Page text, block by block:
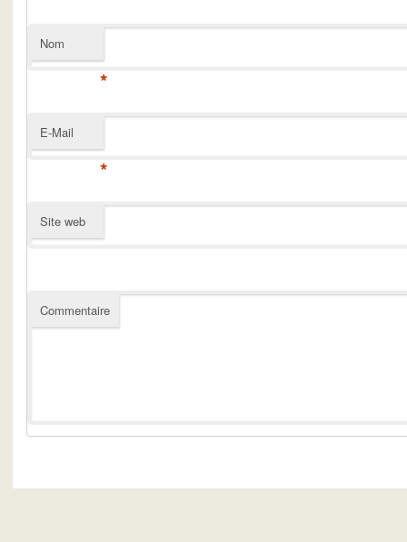
Nom
*
E-Mail
*
Site web
Commentaire